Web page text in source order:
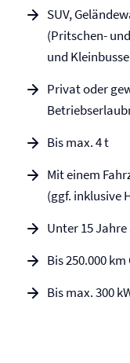
SUV,
(Pritschen-
und Kleinbusse
Privat oder
Bis max. 4 t
Mit einem
(ggf. inklusive
Unter 15
Bis 250.000
Bis max. 300